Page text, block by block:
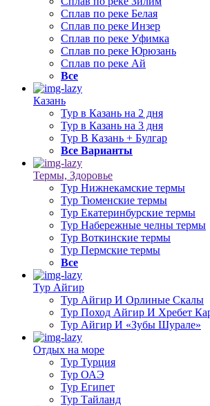
Сплав по реке Белая
Сплав по реке Инзер
Сплав по реке Уфимка
Сплав по реке Юрюзань
Сплав по реке Ай
Все
Казань
Тур в Казань на 2 дня
Тур в Казань на 3 дня
Тур В Казань + Булгар
Все Варианты
Термы, Здоровье
Тур Нижнекамские термы
Тур Тюменские термы
Тур Екатеринбурские термы
Тур Набережные челны термы
Тур Воткинские термы
Тур Пермские термы
Все
Тур Айгир
Тур Айгир И Орлиные Скалы
Тур Поход Айгир И Хребет
Тур Айгир И «Зубы Шурале»
Отдых на море
Тур Турция
Тур ОАЭ
Тур Египет
Тур Тайланд